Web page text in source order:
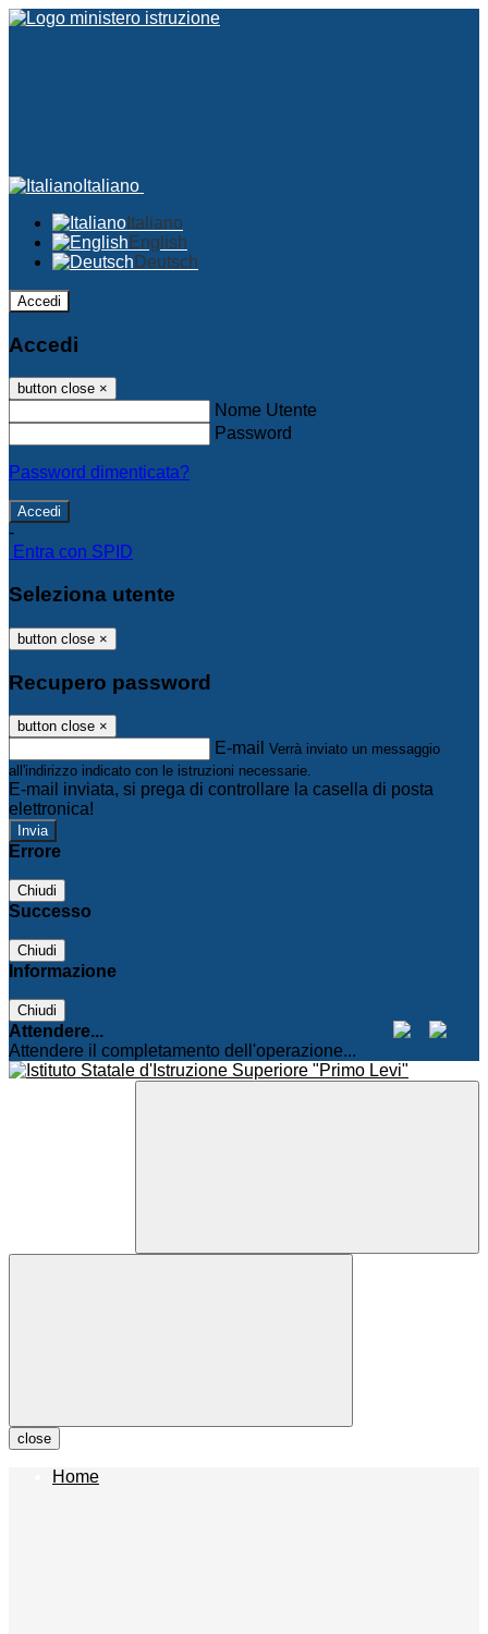
Italiano
Italiano
English
Deutsch
Accedi
Accedi
button close ×
Nome Utente
Password
Password dimenticata?
-
Entra con SPID
Seleziona utente
button close ×
Recupero password
button close ×
E-mail Verrà inviato un messaggio
all'indirizzo indicato con le istruzioni necessarie.
E-mail inviata, si prega di controllare la casella di posta
elettronica!
Errore
Chiudi
Successo
Chiudi
Informazione
Chiudi
Attendere...
Attendere il completamento dell'operazione...
close
Home